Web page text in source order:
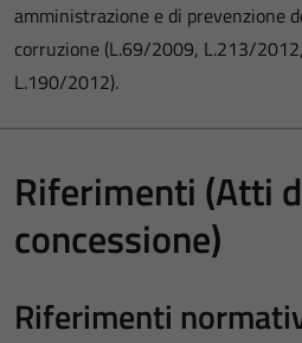
amministrazione e di prevenzione
corruzione (L.69/2009, L.213/
L.190/2012).
Riferimenti (Atti
concessione)
Riferimenti